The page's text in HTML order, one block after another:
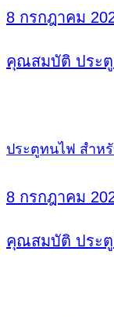
8 กรกฎาคม
คุณสมบัติ ประ
ประตูทนไฟ สำหรั
8 กรกฎาคม
คุณสมบัติ ประ